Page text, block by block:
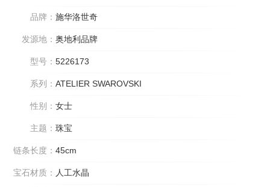
品牌： 施华洛世奇
发源地： 奥地利品牌
型号： 5226173
系列： ATELIER SWAROVSKI
性别： 女士
主题： 珠宝
链条长度： 45cm
宝石材质： 人工水晶